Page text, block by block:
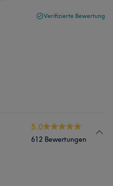
Verifizierte Bewertung
5.0
612 Bewertungen